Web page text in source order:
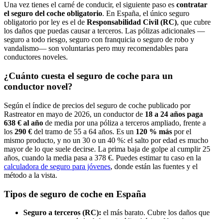
Una vez tienes el carné de conducir, el siguiente paso es contratar
el seguro del coche obligatorio. En España, el único seguro
obligatorio por ley es el de Responsabilidad Civil (RC), que cubre
los daños que puedas causar a terceros. Las pólizas adicionales —
seguro a todo riesgo, seguro con franquicia o seguro de robo y
vandalismo— son voluntarias pero muy recomendables para
conductores noveles.
¿Cuánto cuesta el seguro de coche para un
conductor novel?
Según el índice de precios del seguro de coche publicado por
Rastreator en mayo de 2026, un conductor de 18 a 24 años paga
638 € al año de media por una póliza a terceros ampliado, frente a
los 290 € del tramo de 55 a 64 años. Es un 120 % más por el
mismo producto, y no un 30 o un 40 %: el salto por edad es mucho
mayor de lo que suele decirse. La prima baja de golpe al cumplir 25
años, cuando la media pasa a 378 €. Puedes estimar tu caso en la
calculadora de seguro para jóvenes, donde están las fuentes y el
método a la vista.
Tipos de seguro de coche en España
Seguro a terceros (RC): el más barato. Cubre los daños que